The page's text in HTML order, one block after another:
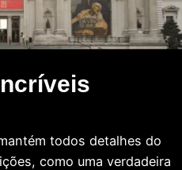
todos detalhes do
como uma verdadeira